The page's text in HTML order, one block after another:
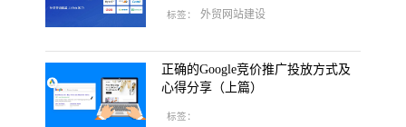
标签： 外贸网站建设
正确的Google竞价推广投放方式及
心得分享（上篇）
标签：